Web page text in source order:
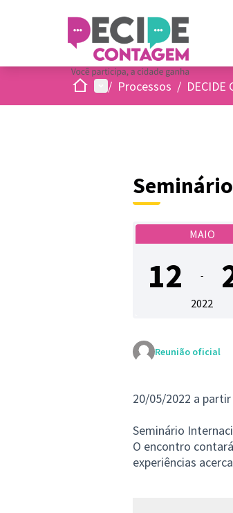
InicioMenu principal
/ Processos /
MAIO
12 -
2022
Reunião oficial
20/05/2022 a
Seminário
O encontro
experiências